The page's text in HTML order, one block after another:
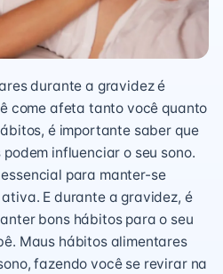
durante a gravidez é
come afeta tanto você quanto
é importante saber que
influenciar o seu sono.
para manter-se
E durante a gravidez, é
bons hábitos para o seu
Maus hábitos alimentares
fazendo você se revirar na